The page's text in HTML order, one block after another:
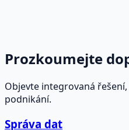
Prozkoumejte
Objevte integrovaná
podnikání.
Správa dat